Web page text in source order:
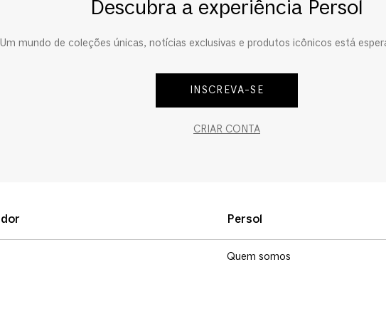
Descubra a experiência Persol
Um mundo de coleções únicas, notícias exclusivas e produtos icônicos está
INSCREVA-SE
CRIAR CONTA
Persol
Quem somos